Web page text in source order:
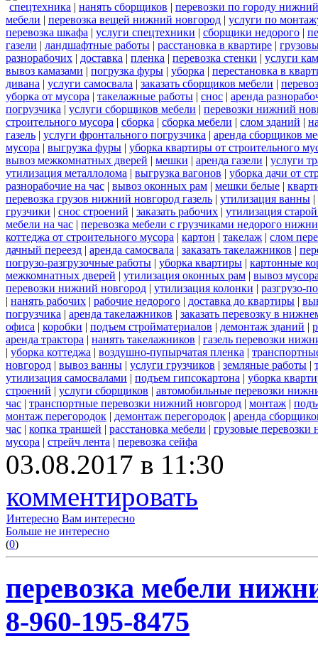
спецтехника | нанять сборщиков | перевозки по городу
мебели | перевозка вещей нижний новгород | услуги по
перевозка шкафа | услуги спецтехники | сборщики недорого |
газели | ландшафтные работы | расстановка в квартире |
разнорабочих | доставка | пленка | перевозка стенки | услуги
вывоз камазами | погрузка фуры | уборка | перестановка в
дивана | услуги самосвала | заказать сборщиков мебели |
уборка от мусора | такелажные работы | снос | аренда
погрузчика | услуги сборщиков мебели | перевозки нижний
строительного мусора | сборка | сборка мебели | слом зданий |
газель | услуги фронтального погрузчика | аренда сборщиков
мусора | выгрузка фуры | уборка квартиры от строительного
вывоз межкомнатных дверей | мешки | аренда газели | услуги
утилизация металлолома | выгрузка вагонов | уборка дачи от
разнорабочие на час | вывоз оконных рам | мешки белые |
перевозка грузов нижний новгород газель | утилизация ванны |
грузчики | снос строений | заказать рабочих | утилизация
мебели на час | перевозка мебели с грузчиками недорого
коттеджа от строительного мусора | картон | такелаж | слом
дачный переезд | аренда самосвала | заказать такелажников |
погрузо-разгрузочные работы | уборка квартиры | картонные
межкомнатных дверей | утилизация оконных рам | вывоз
перевозки нижний новгород | утилизация колонки | разгрузо-
| нанять рабочих | рабочие недорого | доставка до квартиры |
погрузчика | аренда такелажников | заказать перевозку в
офиса | коробки | подъем стройматериалов | демонтаж зданий |
аренда трактора | нанять такелажников | газель перевозки
| уборка коттеджа | воздушно-пупырчатая пленка |
новгород | вывоз ванны | услуги грузчиков | земляные работы |
утилизация самосвалами | подъем гипсокартона | уборка
строений | услуги сборщиков | автомобильные перевозки
час | транспортные перевозки нижний новгород | монтаж |
монтаж перегородок | демонтаж перегородок | аренда
час | копка траншей | расстановка мебели | грузовые
мусора | стрейч лента | перевозка сейфа
03.08.2017 в 11:30
комментировать
Интересно Вам интересно
Больше не интересно
(0)
перевозка мебели
8-960-195-8475